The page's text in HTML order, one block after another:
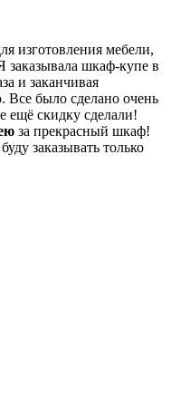
изготовления мебели,
шкаф-купе в
и заканчивая
было сделано очень
ещё скидку сделали!
за прекрасный шкаф!
заказывать только